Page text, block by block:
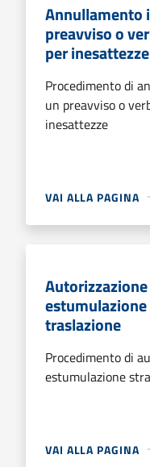
Annullamento
preavviso o
per inesattezze
Procedimento di
un preavviso o
inesattezze
VAI ALLA PAGINA
traslazione
Procedimento di
estumulazione
VAI ALLA PAGINA